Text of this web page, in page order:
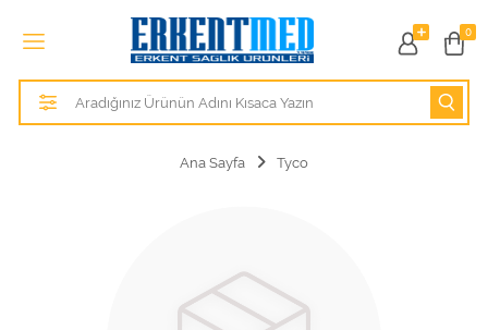
0
Tüm Kategoriler
Alezler
Ana Sayfa Tyco